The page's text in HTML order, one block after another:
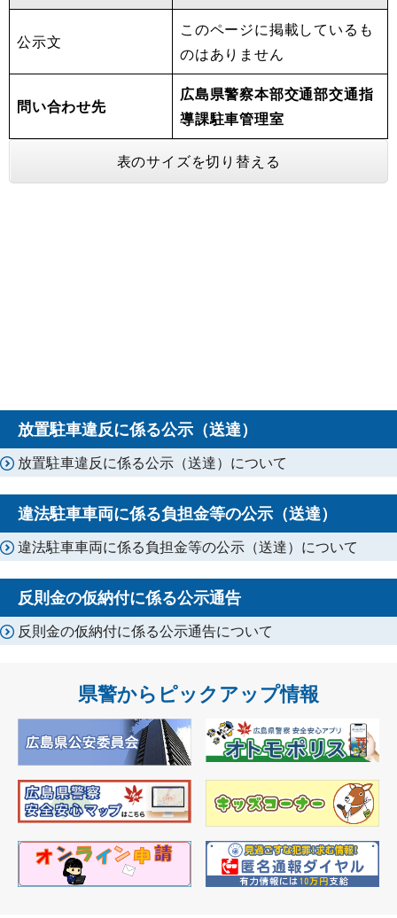
公示文
このページに掲載しているも
のはありません
問い合わせ先
広島県警察本部交通部交通指
導課駐車管理室
表のサイズを切り替える
放置駐車違反に係る公示（送達）
放置駐車違反に係る公示（送達）について
違法駐車車両に係る負担金等の公示（送達）
違法駐車車両に係る負担金等の公示（送達）について
反則金の仮納付に係る公示通告
反則金の仮納付に係る公示通告について
県警からピックアップ情報